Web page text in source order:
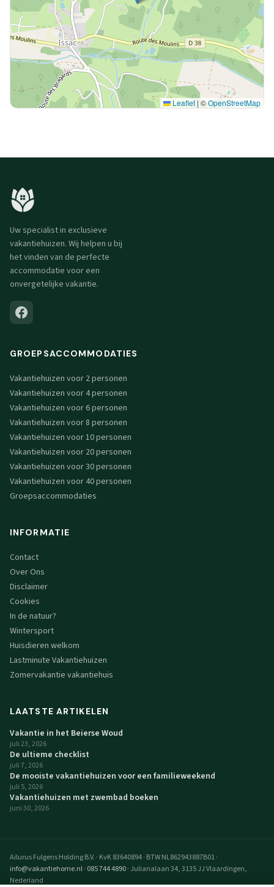
Leaflet | ©OpenStreetMap
Uw specialist in exclusieve
vakantiehuizen. Wij helpen u bij
het vinden van de perfecte
accommodatie voor een
onvergetelijke vakantie.
GROEPSACCOMMODATIES
Vakantiehuizen voor 2 personen
Vakantiehuizen voor 4 personen
Vakantiehuizen voor 6 personen
Vakantiehuizen voor 8 personen
Vakantiehuizen voor 10 personen
Vakantiehuizen voor 20 personen
Vakantiehuizen voor 30 personen
Vakantiehuizen voor 40 personen
Groepsaccommodaties
INFORMATIE
Contact
Over Ons
Disclaimer
Cookies
In de natuur?
Wintersport
Huisdieren welkom
Lastminute Vakantiehuizen
Zomervakantie vakantiehuis
LAATSTE ARTIKELEN
Vakantie in het Beierse Woud
juli 23, 2026
De ultieme checklist
juli 7, 2026
De mooiste vakantiehuizen voor een familieweekend
juli 5, 2026
Vakantiehuizen met zwembad boeken
juni 30, 2026
Ailurus Fulgens Holding B.V. · KvK 83640894· BTW NL862943887B01·
info@vakantiehome.nl· 085 744 4890· Julianalaan 34, 3135 JJ Vlaardingen,
Nederland